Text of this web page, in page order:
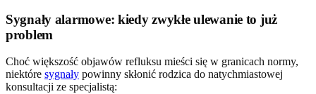
Sygnały alarmowe: kiedy zwykłe ulewanie to już
problem
Choć większość objawów refluksu mieści się w granicach normy,
niektóre sygnały powinny skłonić rodzica do natychmiastowej
konsultacji ze specjalistą: